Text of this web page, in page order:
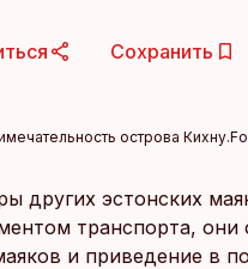
Сохранить
острова Кихну.
других эстонских
транспорта, они
и приведение в